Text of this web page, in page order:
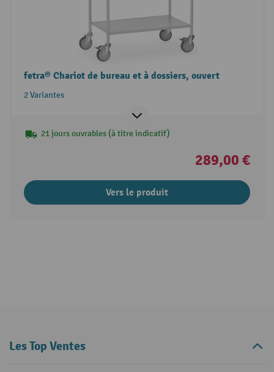
fetra® Chariot de bureau et à dossiers, ouvert
2 Variantes
21 jours ouvrables (à titre indicatif)
289,00 €
Vers le produit
Les Top Ventes